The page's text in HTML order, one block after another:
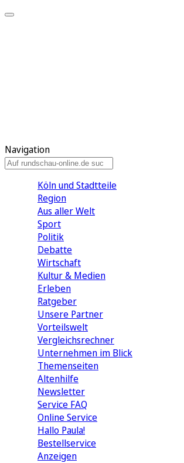
Navigation
Köln und Stadtteile
Region
Aus aller Welt
Sport
Politik
Debatte
Wirtschaft
Kultur & Medien
Erleben
Ratgeber
Unsere Partner
Vorteilswelt
Vergleichsrechner
Unternehmen im Blick
Themenseiten
Altenhilfe
Newsletter
Service FAQ
Online Service
Hallo Paula!
Bestellservice
Anzeigen